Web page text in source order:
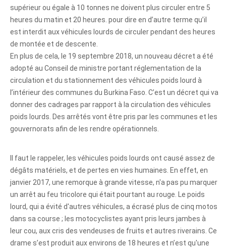
supérieur ou égale à 10 tonnes ne doivent plus circuler entre 5
heures du matin et 20 heures. pour dire en d’autre terme qu’il
est interdit aux véhicules lourds de circuler pendant des heures
de montée et de descente.
En plus de cela, le 19 septembre 2018, un nouveau décret a été
adopté au Conseil de ministre portant réglementation de la
circulation et du stationnement des véhicules poids lourd à
l’intérieur des communes du Burkina Faso. C’est un décret qui va
donner des cadrages par rapport à la circulation des véhicules
poids lourds. Des arrêtés vont être pris par les communes et les
gouvernorats afin de les rendre opérationnels.
Il faut le rappeler, les véhicules poids lourds ont causé assez de
dégâts matériels, et de pertes en vies humaines. En effet, en
janvier 2017, une remorque à grande vitesse, n'a pas pu marquer
un arrêt au feu tricolore qui était pourtant au rouge. Le poids
lourd, qui a évité d'autres véhicules, a écrasé plus de cinq motos
dans sa course ; les motocyclistes ayant pris leurs jambes à
leur cou, aux cris des vendeuses de fruits et autres riverains. Ce
drame s’est produit aux environs de 18 heures et n’est qu'une